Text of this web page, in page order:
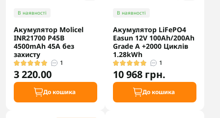
В наявності
Акумулятор Molicel
INR21700 P45B
4500mAh 45A без
захисту
1
3 220.00
До кошика
В наявності
Акумулятор LiFePO4
Easun 12V 100Ah/200Ah
Grade А +2000 Циклів
1.28kWh
1
10 968 грн.
До кошика